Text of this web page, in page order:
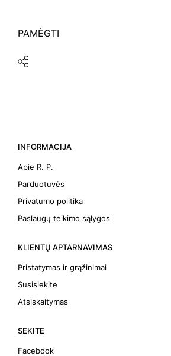
PAMĖGTI
INFORMACIJA
Apie R. P.
Parduotuvės
Privatumo politika
Paslaugų teikimo sąlygos
KLIENTŲ APTARNAVIMAS
Pristatymas ir grąžinimai
Susisiekite
Atsiskaitymas
SEKITE
Facebook